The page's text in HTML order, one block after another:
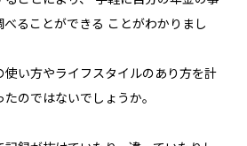
べることができる ことがわかりまし
使い方やライフスタイルのあり方を計
のではないでしょうか。